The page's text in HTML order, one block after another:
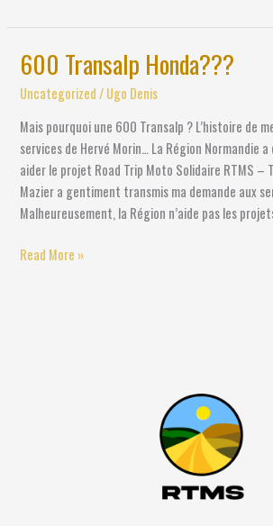
600 Transalp Honda???
Uncategorized/Ugo Denis
Mais pourquoi une 600 Transalp ? L’histoire de
services de Hervé Morin… La Région Normandie
aider le projet Road Trip Moto Solidaire RTMS –
Mazier a gentiment transmis ma demande aux
Malheureusement, la Région n’aide pas les
600
Transalp
Honda???
Read More »